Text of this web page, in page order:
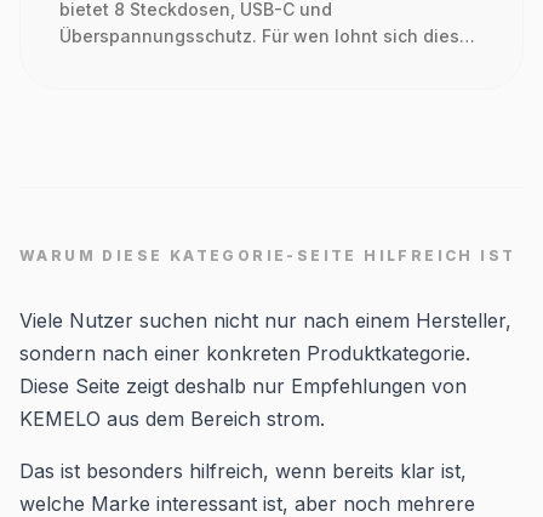
bietet 8 Steckdosen, USB-C und
Überspannungsschutz. Für wen lohnt sich dieses
WARUM DIESE KATEGORIE-SEITE HILFREICH IST
Viele Nutzer suchen nicht nur nach einem Hersteller,
sondern nach einer konkreten Produktkategorie.
Diese Seite zeigt deshalb nur Empfehlungen von
KEMELO aus dem Bereich strom.
Das ist besonders hilfreich, wenn bereits klar ist,
welche Marke interessant ist, aber noch mehrere